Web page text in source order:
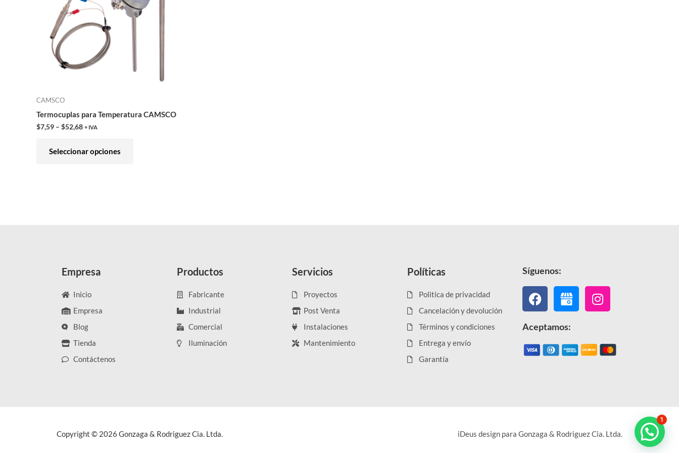
CAMSCO
Termocuplas para Temperatura CAMSCO
$7,59 – $52,68 + IVA
Seleccionar opciones
variantes.
Las
elegir
página
Empresa
Inicio
Empresa
Blog
Tienda
Contáctenos
Productos
Fabricante
Industrial
Comercial
Iluminación
Servicios
Proyectos
Post Venta
Instalaciones
Mantenimiento
Políticas
Politica de privacidad
Cancelación y devolución
Términos y condiciones
Entrega y envío
Garantía
Síguenos:
Facebook Instagram
Aceptamos:
Copyright © 2026 Gonzaga & Rodriguez Cia. Ltda. iDeus design para Gonzaga & Rodriguez Cia. Ltda.
1